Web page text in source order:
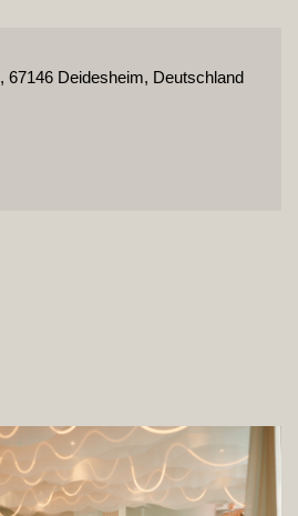
67146 Deidesheim, Deutschland